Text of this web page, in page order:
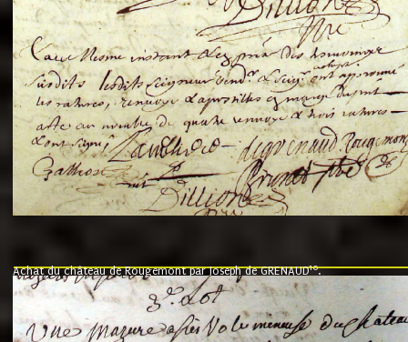
Achat du château de Rougemont par Joseph de GRENAUD10.
"l'an mil six cent soixante treze le ving neuvième jour du mois de
nommé fut présent Messire Claude Guillaume de Moyriat chevalier baron